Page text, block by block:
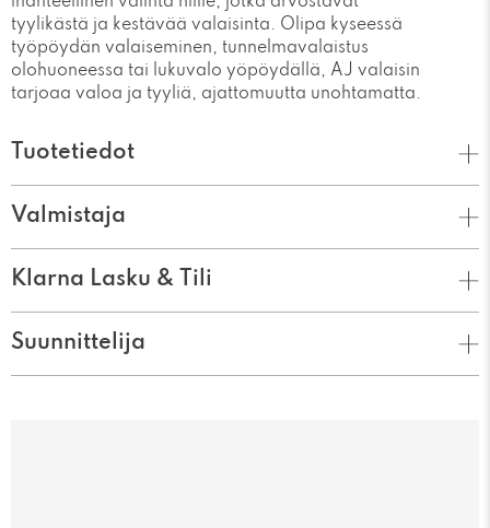
tyylikästä ja kestävää valaisinta. Olipa kyseessä
työpöydän valaiseminen, tunnelmavalaistus
olohuoneessa tai lukuvalo yöpöydällä, AJ valaisin
tarjoaa valoa ja tyyliä, ajattomuutta unohtamatta.
Tuotetiedot
Valmistaja
Klarna Lasku & Tili
Suunnittelija